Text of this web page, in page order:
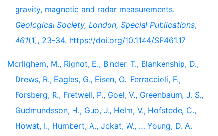
gravity, magnetic and radar measurements.
Geological Society, London, Special Publications,
461(1), 23–34. https://doi.org/10.1144/SP461.17
Morlighem, M., Rignot, E., Binder, T., Blankenship, D.,
Drews, R., Eagles, G., Eisen, O., Ferraccioli, F.,
Forsberg, R., Fretwell, P., Goel, V., Greenbaum, J. S.,
Gudmundsson, H., Guo, J., Helm, V., Hofstede, C.,
Howat, I., Humbert, A., Jokat, W., … Young, D. A.